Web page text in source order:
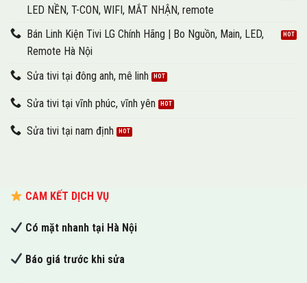
LED NỀN, T-CON, WIFI, MẮT NHẬN, remote
Bán Linh Kiện Tivi LG Chính Hãng | Bo Nguồn, Main, LED,
Remote Hà Nội
Sửa tivi tại đông anh, mê linh
Sửa tivi tại vĩnh phúc, vĩnh yên
Sửa tivi tại nam định
CAM KẾT DỊCH VỤ
Có mặt nhanh tại Hà Nội
Báo giá trước khi sửa